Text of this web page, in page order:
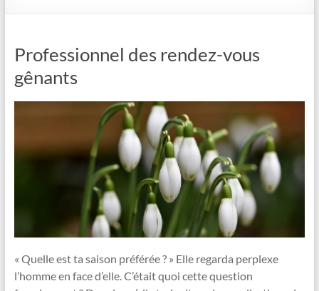
Professionnel des rendez-vous
gênants
« Quelle est ta saison préférée ? » Elle regarda perplexe
l’homme en face d’elle. C’était quoi cette question